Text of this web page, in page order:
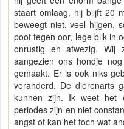
staart omlaag, hij blijft 20
beweegt niet, veel hijgen,
poot tegen oor, lege blik in
onrustig en afwezig. Wij
aangezien ons hondje
gemaakt. Er is ook niks
veranderd. De dierenarts
kunnen zijn. Ik weet het
periodes zijn en niet
angst of kan het toch wat